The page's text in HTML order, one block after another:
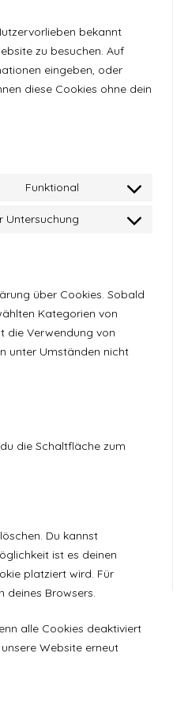
bekannt
zu besuchen. Auf
eingeben, oder
diese Cookies ohne dein
Funktional
Consent
Untersuchung
Consent
über Cookies. Sobald
Kategorien von
die Verwendung von
unter Umständen nicht
die Schaltfläche zum
Du kannst
ist es deinen
platziert wird. Für
Browsers.
alle Cookies deaktiviert
Website erneut